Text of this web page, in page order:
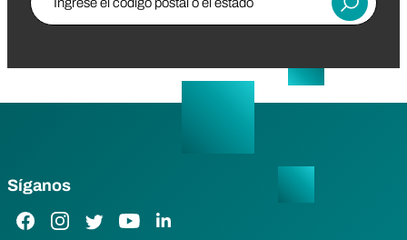
Entregar
Síganos
Enlace de Facebook
Enlace de Instagram
Enlace de Twitter
Enlace de YouTube
Enlace de LinkedIn